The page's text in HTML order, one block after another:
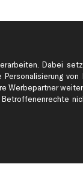
Dabei